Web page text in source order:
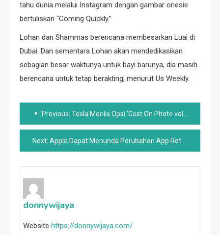
tahu dunia melalui Instagram dengan gambar onesie
bertuliskan “Coming Quickly.”
Lohan dan Shammas berencana membesarkan Luai di
Dubai. Dan sementara Lohan akan mendedikasikan
sebagian besar waktunya untuk bayi barunya, dia masih
berencana untuk tetap berakting, menurut Us Weekly.
Post
navigation
Previous: Tesla Merilis Opsi ‘Cost On Photo voltaic’ Untuk High-Up EV Ramah Lingkungan
Next: Apple Dapat Menunda Perubahan App Retailer Menjelang Petisi Mahkamah Agung
donnywijaya
Website https://donnywijaya.com/